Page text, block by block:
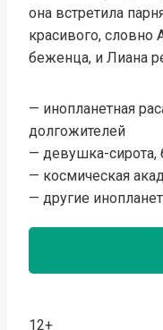
она встретила
красивого,
беженца, и Лиана
— инопланетная
долгожителей
— девушка-сирота,
— космическая
— другие
12+